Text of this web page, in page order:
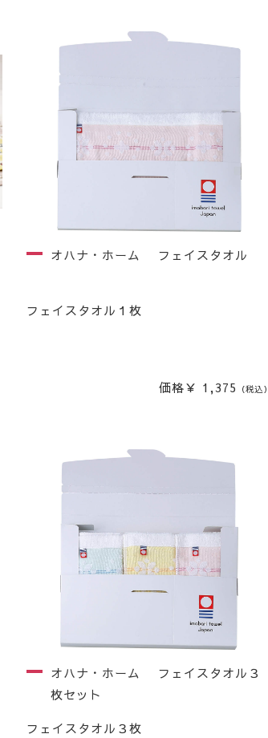
オハナ・ホーム フェイスタオル
フェイスタオル１枚
価格￥ 1,375 （税込）
オハナ・ホーム フェイスタオル３
枚セット
フェイスタオル３枚